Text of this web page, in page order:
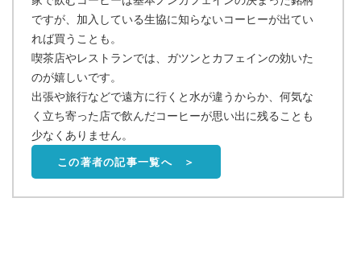
ですが、加入している生協に知らないコーヒーが出てい
れば買うことも。
喫茶店やレストランでは、ガツンとカフェインの効いた
のが嬉しいです。
出張や旅行などで遠方に行くと水が違うからか、何気な
く立ち寄った店で飲んだコーヒーが思い出に残ることも
少なくありません。
この著者の記事一覧へ ＞